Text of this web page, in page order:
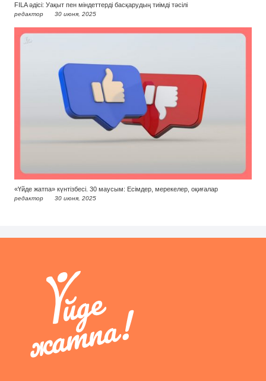
FILA әдісі: Уақыт пен міндеттерді басқарудың тиімді тәсілі
редактор 30 июня, 2025
«Үйде жатпа» күнтізбесі. 30 маусым: Есімдер, мерекелер, оқиғалар
редактор 30 июня, 2025